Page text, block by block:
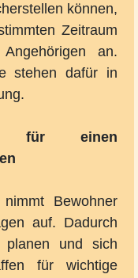
können,
Zeitraum
an.
stehen dafür in
für einen
Bewohner
auf. Dadurch
planen und sich
für wichtige